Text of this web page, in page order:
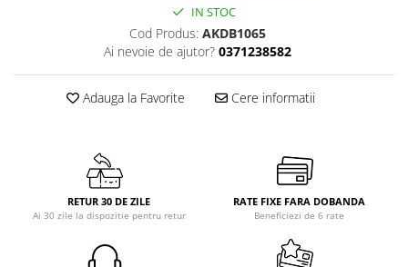
IN STOC
Cod Produs: AKDB1065
Ai nevoie de ajutor? 0371238582
Adauga la Favorite Cere informatii
RETUR 30 DE ZILE
Ai 30 zile la dispozitie pentru retur
RATE FIXE FARA DOBANDA
Beneficiezi de 6 rate